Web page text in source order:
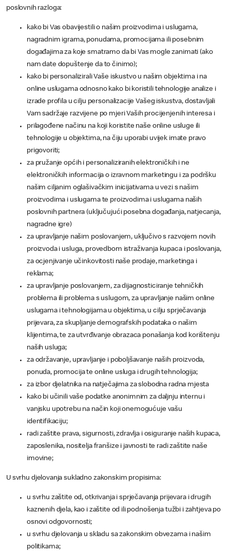
poslovnih razloga:
kako bi Vas obavijestili o našim proizvodima i uslugama,
nagradnim igrama, ponudama, promocijama ili posebnim
događajima za koje smatramo da bi Vas mogle zanimati (ako
nam date dopuštenje da to činimo);
kako bi personalizirali Vaše iskustvo u našim objektima i na
online uslugama odnosno kako bi koristili tehnologije analize i
izrade profila u cilju personalizacije Vašeg iskustva, dostavljali
Vam sadržaje razvijene po mjeri Vaših procijenjenih interesa i
prilagođene načinu na koji koristite naše online usluge ili
tehnologije u objektima, na čiju uporabi uvijek imate pravo
prigovoriti;
za pružanje općih i personaliziranih elektroničkih i ne
elektroničkih informacija o izravnom marketingu i za podršku
našim ciljanim oglašivačkim inicijativama u vezi s našim
proizvodima i uslugama te proizvodima i uslugama naših
poslovnih partnera (uključujući posebna događanja, natjecanja,
nagradne igre)
za upravljanje našim poslovanjem, uključivo s razvojem novih
proizvoda i usluga, provedbom istraživanja kupaca i poslovanja,
za ocjenjivanje učinkovitosti naše prodaje, marketinga i
reklama;
za upravljanje poslovanjem, za dijagnosticiranje tehničkih
problema ili problema s uslugom, za upravljanje našim online
uslugama i tehnologijama u objektima, u cilju sprječavanja
prijevara, za skupljanje demografskih podataka o našim
klijentima, te za utvrđivanje obrazaca ponašanja kod korištenju
naših usluga;
za održavanje, upravljanje i poboljšavanje naših proizvoda,
ponuda, promocija te online usluga i drugih tehnologija;
za izbor djelatnika na natječajima za slobodna radna mjesta
kako bi učinili vaše podatke anonimnim za daljnju internu i
vanjsku upotrebu na način koji onemogućuje vašu
identifikaciju;
radi zaštite prava, sigurnosti, zdravlja i osiguranje naših kupaca,
zaposlenika, nositelja franšize i javnosti te radi zaštite naše
imovine;
U svrhu djelovanja sukladno zakonskim propisima:
u svrhu zaštite od, otkrivanja i sprječavanja prijevara i drugih
kaznenih djela, kao i zaštite od ili podnošenja tužbi i zahtjeva po
osnovi odgovornosti;
u svrhu djelovanja u skladu sa zakonskim obvezama i našim
politikama;